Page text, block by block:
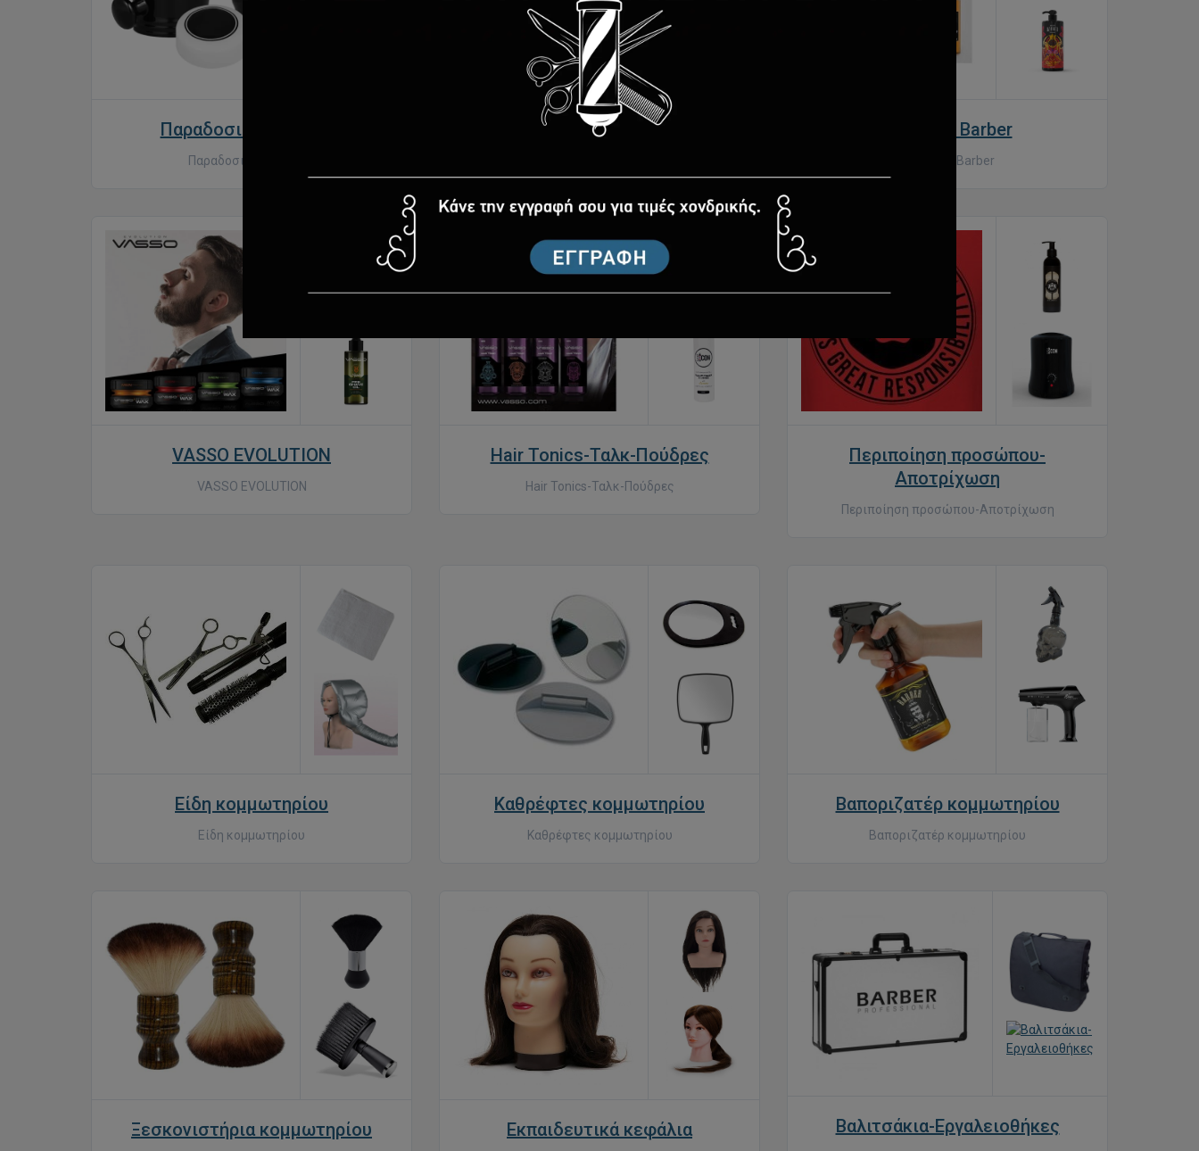
Παραδοσιακό ξύρισμα
Παραδοσιακό ξύρισμα
Dear Barber Marmara Barber
Marmara Barber
VASSO EVOLUTION
VASSO EVOLUTION
Hair Tonics-Ταλκ-Πούδρες
Hair Tonics-Ταλκ-Πούδρες
Περιποίηση προσώπου-
Αποτρίχωση
Περιποίηση προσώπου-Αποτρίχωση
Είδη κομμωτηρίου
Είδη κομμωτηρίου
Καθρέφτες κομμωτηρίου
Καθρέφτες κομμωτηρίου
Βαποριζατέρ κομμωτηρίου
Βαποριζατέρ κομμωτηρίου
Ξεσκονιστήρια κομμωτηρίου Εκπαιδευτικά κεφάλια Βαλιτσάκια-Εργαλειοθήκες